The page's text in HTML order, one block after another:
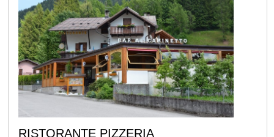
RISTORANTE PIZZERIA